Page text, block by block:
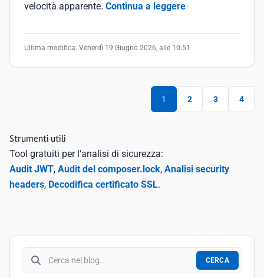
velocità apparente. Continua a leggere
Ultima modifica: Venerdì 19 Giugno 2026, alle 10:51
1 2 3 4
Strumenti utili
Tool gratuiti per l'analisi di sicurezza:
Audit JWT, Audit del composer.lock, Analisi security
headers, Decodifica certificato SSL.
Cerca nel blog
CERCA